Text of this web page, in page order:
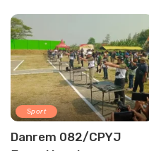
Sport
Danrem 082/CPYJ